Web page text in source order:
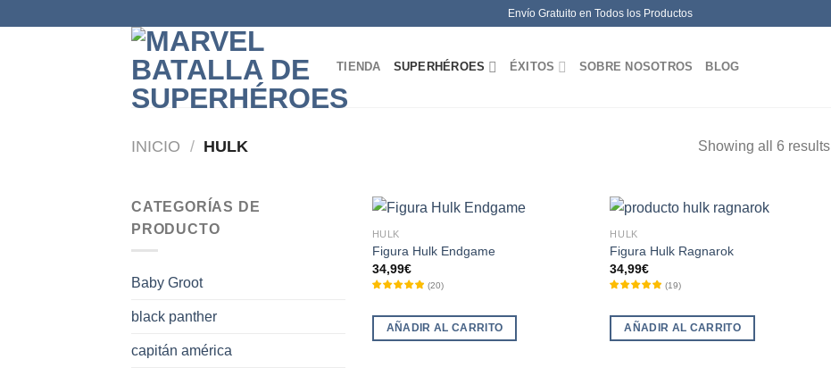
Envío Gratuito en Todos los Productos
TIENDA SUPERHÉROES ÉXITOS SOBRE NOSOTROS BLOG
INICIO / HULK Showing all 6 results
CATEGORÍAS DE
PRODUCTO
Baby Groot
black panther
capitán américa
HULK
Figura Hulk Endgame
34,99€
(20)
AÑADIR AL CARRITO
HULK
Figura Hulk Ragnarok
34,99€
(19)
AÑADIR AL CARRITO